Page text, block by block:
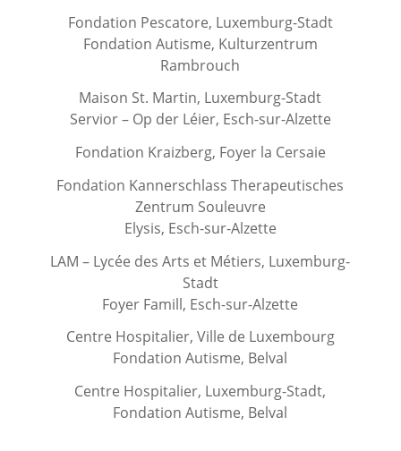
Fondation Pescatore, Luxemburg-Stadt
Fondation Autisme, Kulturzentrum
Rambrouch
Maison St. Martin, Luxemburg-Stadt
Servior – Op der Léier, Esch-sur-Alzette
Fondation Kraizberg, Foyer la Cersaie
Fondation Kannerschlass Therapeutisches
Zentrum Souleuvre
Elysis, Esch-sur-Alzette
LAM – Lycée des Arts et Métiers, Luxemburg-
Stadt
Foyer Famill, Esch-sur-Alzette
Centre Hospitalier, Ville de Luxembourg
Fondation Autisme, Belval
Centre Hospitalier, Luxemburg-Stadt,
Fondation Autisme, Belval